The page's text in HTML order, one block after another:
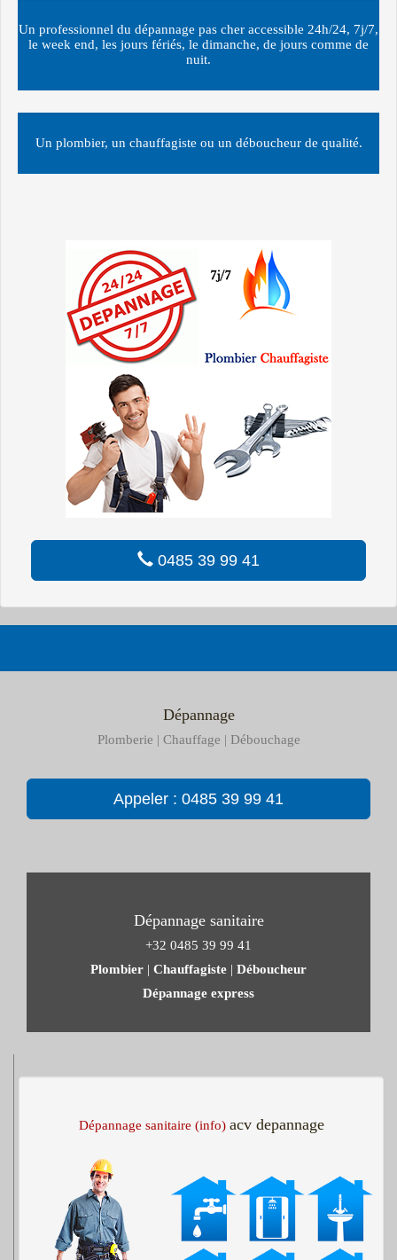
Un professionnel du dépannage pas cher accessible 24h/24, 7j/7,
le week end, les jours fériés, le dimanche, de jours comme de
nuit.
Un plombier, un chauffagiste ou un déboucheur de qualité.
0485 39 99 41
Dépannage
Plomberie | Chauffage | Débouchage
Appeler : 0485 39 99 41
Dépannage sanitaire
+32 0485 39 99 41
Plombier | Chauffagiste | Déboucheur
Dépannage express
Dépannage sanitaire (info) acv depannage